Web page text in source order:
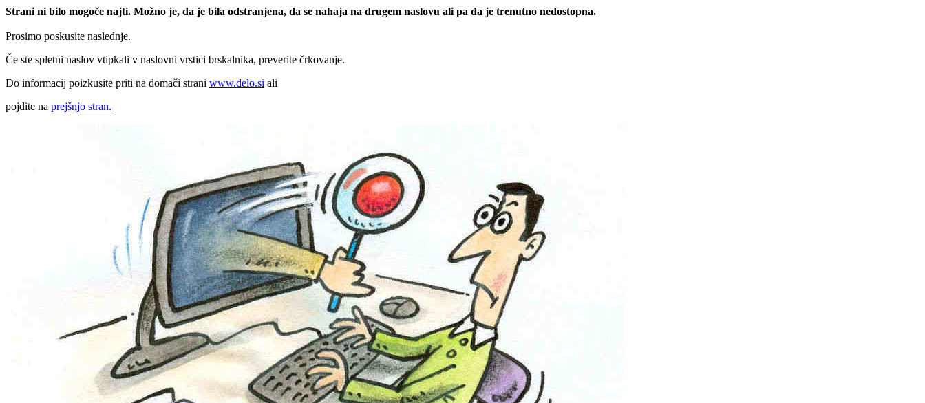
Strani ni bilo mogoče najti. Možno je, da je bila odstranjena, da se nahaja na drugem naslovu ali pa da je trenutno nedostopna.
Prosimo poskusite naslednje.
Če ste spletni naslov vtipkali v naslovni vrstici brskalnika, preverite črkovanje.
Do informacij poizkusite priti na domači strani www.delo.si ali
pojdite na prejšnjo stran.